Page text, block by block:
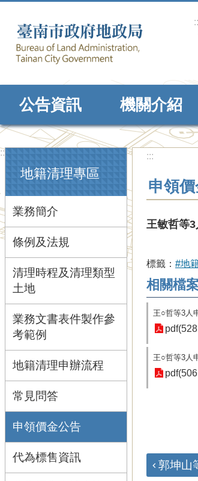
公告資訊 機關介紹
:::
地籍清理專區
業務簡介
條例及法規
清理時程及清理類型
土地
業務文書表件製作參
考範例
地籍清理申辦流程
常見問答
申領價金公告
代為標售資訊
:::
申領
王敏哲等
標籤： #地
相關檔
王○哲等3人
王○哲等3人
郭坤山